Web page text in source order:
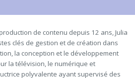
de contenu depuis 12 ans, Julia
clés de gestion et de création dans
la conception et le développement
la télévision, le numérique et
polyvalente ayant supervisé des